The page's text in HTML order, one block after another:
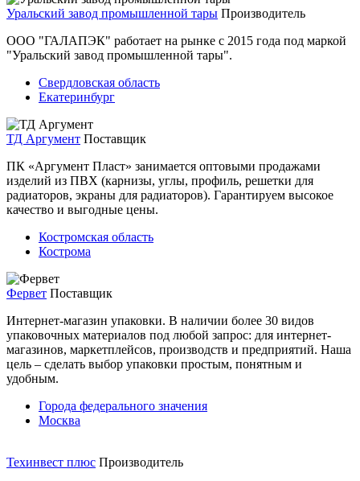
Уральский завод промышленной тары Производитель
ООО "ГАЛАПЭК" работает на рынке с 2015 года под маркой
"Уральский завод промышленной тары".
Свердловская область
Екатеринбург
ТД Аргумент Поставщик
ПК «Аргумент Пласт» занимается оптовыми продажами
изделий из ПВХ (карнизы, углы, профиль, решетки для
радиаторов, экраны для радиаторов). Гарантируем высокое
качество и выгодные цены.
Костромская область
Кострома
Фервет Поставщик
Интернет-магазин упаковки. В наличии более 30 видов
упаковочных материалов под любой запрос: для интернет-
магазинов, маркетплейсов, производств и предприятий. Наша
цель – сделать выбор упаковки простым, понятным и
удобным.
Города федерального значения
Москва
Техинвест плюс Производитель